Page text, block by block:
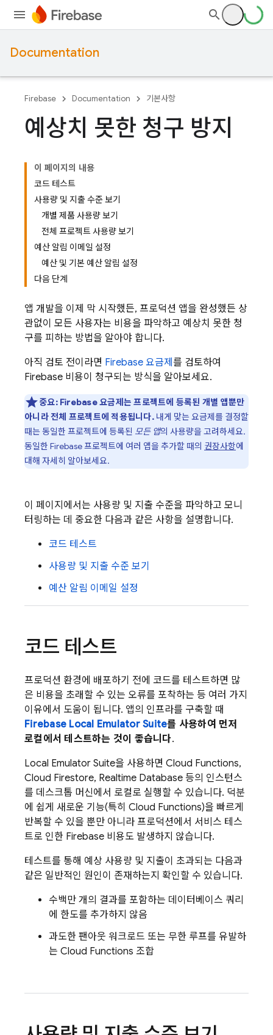
Documentation
Firebase Documentation 기본사항
예상치 못한 청구 방지
이 페이지의 내용
코드 테스트
사용량 및 지출 수준 보기
개별 제품 사용량 보기
전체 프로젝트 사용량 보기
예산 알림 이메일 설정
예산 및 기본 예산 알림 설정
다음 단계
앱 개발을 이제 막 시작했든, 프로덕션 앱을 완성했든 상
관없이 모든 사용자는 비용을 파악하고 예상치 못한 청
구를 피하는 방법을 알아야 합니다.
아직 검토 전이라면 Firebase 요금제 를 검토하여
Firebase 비용이 청구되는 방식을 알아보세요.
중요: Firebase 요금제는 프로젝트에 등록된 개별 앱뿐만
아니라 전체 프로젝트에 적용됩니다.내게 맞는 요금제를 결정할
때는 동일한 프로젝트에 등록된 모든 앱의 사용량을 고려하세요.
동일한 Firebase 프로젝트에 여러 앱을 추가할 때의 권장사항에
대해 자세히 알아보세요.
이 페이지에서는 사용량 및 지출 수준을 파악하고 모니
터링하는 데 중요한 다음과 같은 사항을 설명합니다.
코드 테스트
사용량 및 지출 수준 보기
예산 알림 이메일 설정
코드 테스트
프로덕션 환경에 배포하기 전에 코드를 테스트하면 많
은 비용을 초래할 수 있는 오류를 포착하는 등 여러 가지
이유에서 도움이 됩니다. 앱의 인프라를 구축할 때
Firebase Local Emulator Suite를 사용하여 먼저
로컬에서 테스트하는 것이 좋습니다.
Local Emulator Suite을 사용하면 Cloud Functions,
Cloud Firestore, Realtime Database 등의 인스턴스
를 데스크톱 머신에서 로컬로 실행할 수 있습니다. 덕분
에 쉽게 새로운 기능(특히 Cloud Functions)을 빠르게
반복할 수 있을 뿐만 아니라 프로덕션에서 서비스 테스
트로 인한 Firebase 비용도 발생하지 않습니다.
테스트를 통해 예상 사용량 및 지출이 초과되는 다음과
같은 일반적인 원인이 존재하는지 확인할 수 있습니다.
수백만 개의 결과를 포함하는 데이터베이스 쿼리
에 한도를 추가하지 않음
과도한 팬아웃 워크로드 또는 무한 루프를 유발하
는 Cloud Functions 조합